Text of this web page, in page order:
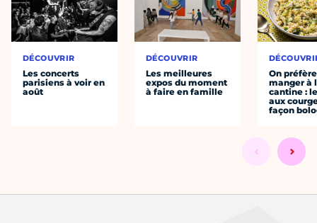
DÉCOUVRIR
Les concerts
parisiens à voir en
août
DÉCOUVRIR
Les meilleures
expos du moment
à faire en famille
On préfère
manger à
cantine :
aux
façon